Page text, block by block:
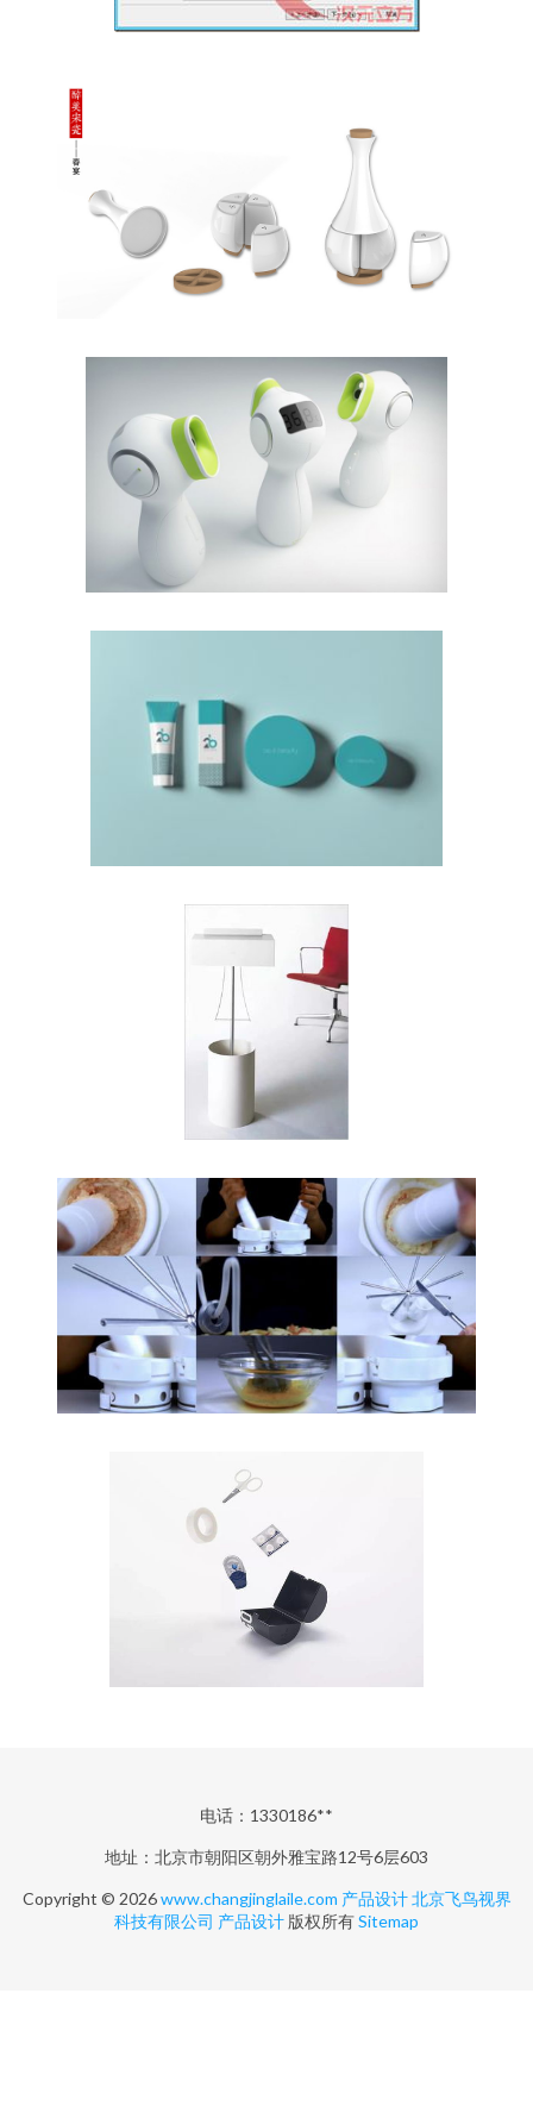
电话：1330186**
地址：北京市朝阳区朝外雅宝路12号6层603
Copyright © 2026www.changjinglaile.com 产品设计 北京飞鸟视界
科技有限公司 产品设计 版权所有Sitemap